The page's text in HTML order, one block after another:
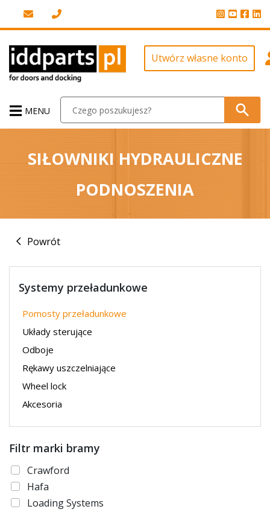
Utwórz własne konto
MENU
SIŁOWNIKI HYDRAULICZNE
PODNOSZENIA
Powrót
Systemy przeładunkowe
Pomosty przeładunkowe
Układy sterujące
Odboje
Rękawy uszczelniające
Wheel lock
Akcesoria
Filtr marki bramy
Crawford
Hafa
Loading Systems